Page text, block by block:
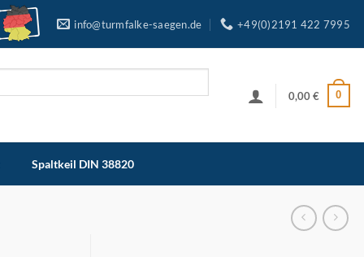
info@turmfalke-saegen.de +49(0)2191 422 7995
0,00€ 0
Spaltkeil DIN 38820